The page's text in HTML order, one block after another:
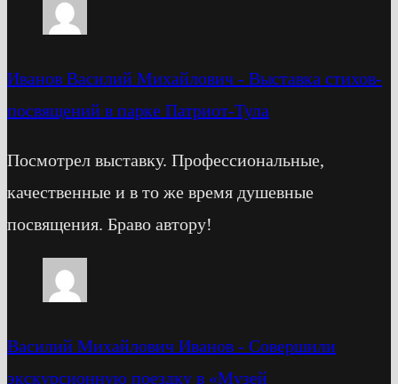
Иванов Василий Михайлович - Выставка стихов-
посвящений в парке Патриот-Тула
Посмотрел выставку. Профессиональные,
качественные и в то же время душевные
посвящения. Браво автору!
Василий Михайлович Иванов - Cовершили
экскурсионную поездку в «Музей